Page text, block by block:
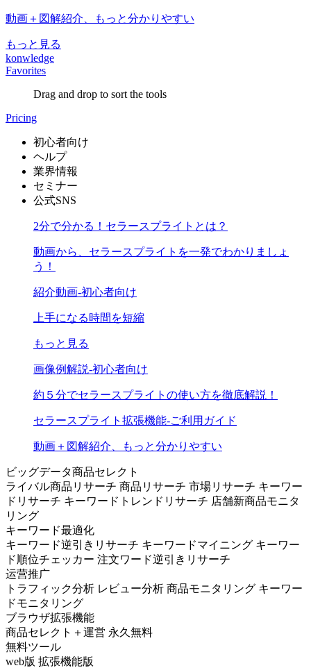
動画＋図解紹介、もっと分かりやすい
もっと見る
konwledge
Favorites
Drag and drop to sort the tools
Pricing
初心者向け
ヘルプ
業界情報
セミナー
公式SNS
2分で分かる！セラースプライトとは？
動画から、セラースプライトを一発でわかりましょ
う！
紹介動画-初心者向け
上手になる時間を短縮
もっと見る
画像例解説-初心者向け
約５分でセラースプライトの使い方を徹底解説！
セラースプライト拡張機能-ご利用ガイド
動画＋図解紹介、もっと分かりやすい
ビッグデータ商品セレクト
ライバル商品リサーチ 商品リサーチ 市場リサーチ キーワー
ドリサーチ キーワードトレンドリサーチ 店舗新商品モニタ
リング
キーワード最適化
キーワード逆引きリサーチ キーワードマイニング キーワー
ド順位チェッカー 注文ワード逆引きリサーチ
运营推广
トラフィック分析 レビュー分析 商品モニタリング キーワー
ドモニタリング
ブラウザ拡張機能
商品セレクト＋運営 永久無料
無料ツール
web版 拡張機能版